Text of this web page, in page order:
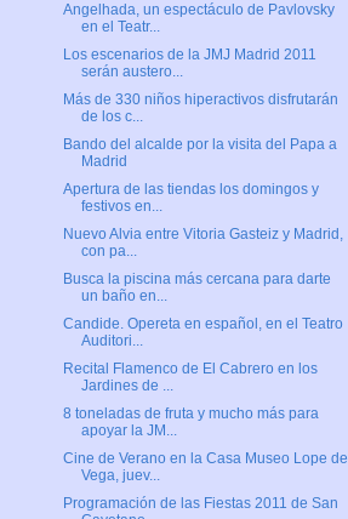
Angelhada, un espectáculo de Pavlovsky
en el Teatr...
Los escenarios de la JMJ Madrid 2011
serán austero...
Más de 330 niños hiperactivos disfrutarán
de los c...
Bando del alcalde por la visita del Papa a
Madrid
Apertura de las tiendas los domingos y
festivos en...
Nuevo Alvia entre Vitoria Gasteiz y Madrid,
con pa...
Busca la piscina más cercana para darte
un baño en...
Candide. Opereta en español, en el Teatro
Auditori...
Recital Flamenco de El Cabrero en los
Jardines de ...
8 toneladas de fruta y mucho más para
apoyar la JM...
Cine de Verano en la Casa Museo Lope de
Vega, juev...
Programación de las Fiestas 2011 de San